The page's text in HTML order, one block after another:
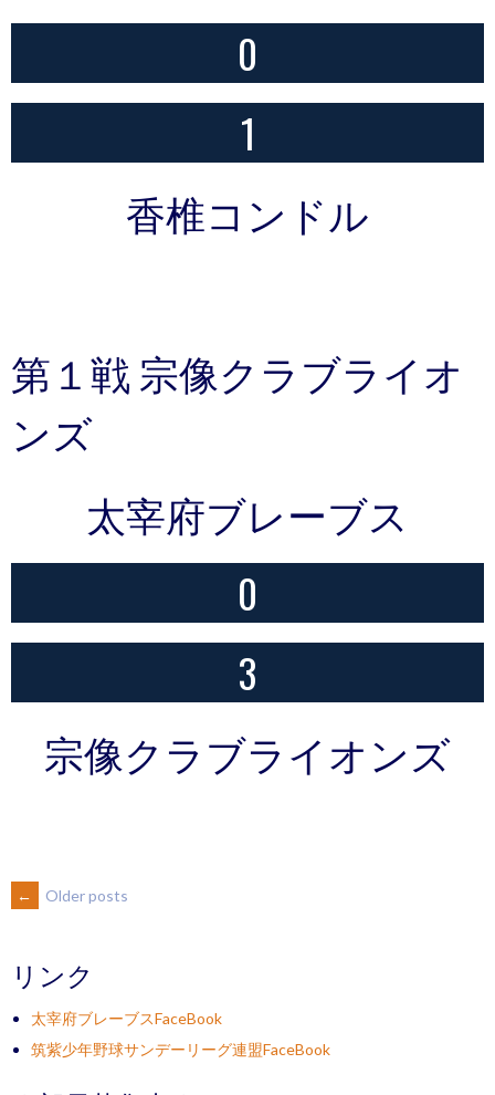
0
1
香椎コンドル
第１戦 宗像クラブライオ
ンズ
太宰府ブレーブス
0
3
宗像クラブライオンズ
POSTS
NAVIGATION
← Older posts
リンク
太宰府ブレーブスFaceBook
筑紫少年野球サンデーリーグ連盟FaceBook